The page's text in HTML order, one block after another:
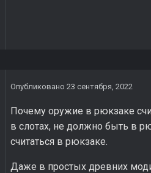
Опубликовано 23 сентября, 2022
Почему оружие в рюкзаке
в слотах, не должно быть в
считаться в рюкзаке.
Даже в простых древних